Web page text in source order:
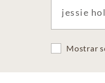
Mostrar